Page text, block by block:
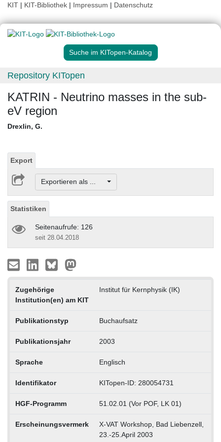
KIT | KIT-Bibliothek | Impressum | Datenschutz
Suche im KITopen-Katalog
Repository KITopen
KATRIN - Neutrino masses in the sub-
eV region
Drexlin, G.
Export
Exportieren als ...
Statistiken
Seitenaufrufe: 126
seit 28.04.2018
Zugehörige
Institution(en) am KIT
Institut für Kernphysik (IK)
Publikationstyp Buchaufsatz
Publikationsjahr 2003
Sprache Englisch
Identifikator KITopen-ID: 280054731
HGF-Programm 51.02.01 (Vor POF, LK 01)
Erscheinungsvermerk
X-VAT Workshop, Bad Liebenzell,
23.-25.April 2003